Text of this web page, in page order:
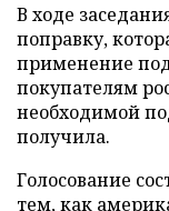
В ходе
поправку,
применение
покупателям
необходимой
получила.
Голосование
тем, как